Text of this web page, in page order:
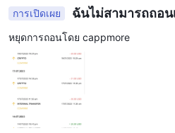
โบรกเกอร์หรือติดต่อทีมสนับสนุนลูกค้า
สิ่งสำคัญคือต้องทราบว่าสเปรดและค่า
CAPMOREFX อาจแตกต่างกันไปขึ้น
การซื้อขายที่ใช้ และปริมาณการซื้อขา
เทรดเดอร์ตรวจสอบตารางค่าธรรมเ
ของโบรกเกอร์ก่อนเปิดบัญชี
การเปิดเผย
ฉันไม่สามารถถอน
หยุดการถอนโดย cappmore